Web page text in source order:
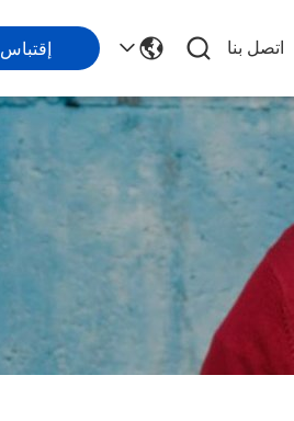
اتصل بنا إقتباس